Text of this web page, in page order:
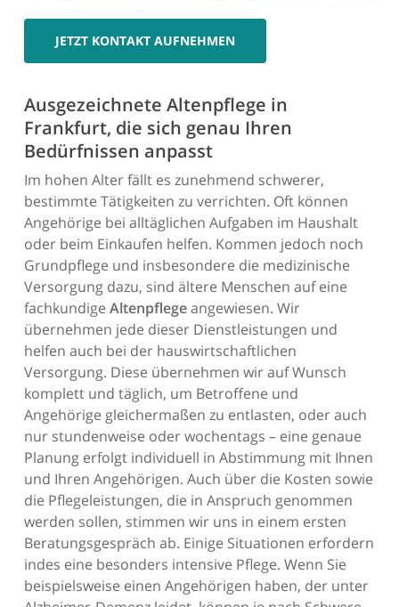
JETZT KONTAKT AUFNEHMEN
Ausgezeichnete Altenpflege in
Frankfurt, die sich genau Ihren
Bedürfnissen anpasst
Im hohen Alter fällt es zunehmend schwerer,
bestimmte Tätigkeiten zu verrichten. Oft können
Angehörige bei alltäglichen Aufgaben im Haushalt
oder beim Einkaufen helfen. Kommen jedoch noch
Grundpflege und insbesondere die medizinische
Versorgung dazu, sind ältere Menschen auf eine
fachkundige Altenpflegeangewiesen. Wir
übernehmen jede dieser Dienstleistungen und
helfen auch bei der hauswirtschaftlichen
Versorgung. Diese übernehmen wir auf Wunsch
komplett und täglich, um Betroffene und
Angehörige gleichermaßen zu entlasten, oder auch
nur stundenweise oder wochentags – eine genaue
Planung erfolgt individuell in Abstimmung mit Ihnen
und Ihren Angehörigen. Auch über die Kosten sowie
die Pflegeleistungen, die in Anspruch genommen
werden sollen, stimmen wir uns in einem ersten
Beratungsgespräch ab. Einige Situationen erfordern
indes eine besonders intensive Pflege. Wenn Sie
beispielsweise einen Angehörigen haben, der unter